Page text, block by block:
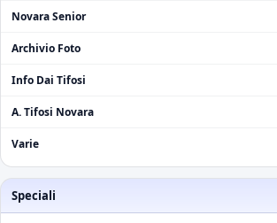
Novara Senior
Archivio Foto
Info Dai Tifosi
A. Tifosi Novara
Varie
Speciali